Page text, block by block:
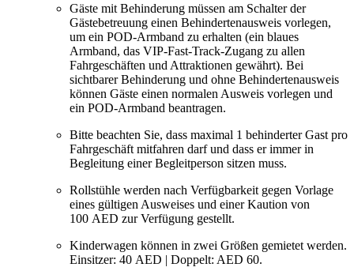
Gäste mit Behinderung müssen am Schalter der
Gästebetreuung einen Behindertenausweis vorlegen,
um ein POD-Armband zu erhalten (ein blaues
Armband, das VIP-Fast-Track-Zugang zu allen
Fahrgeschäften und Attraktionen gewährt). Bei
sichtbarer Behinderung und ohne Behindertenausweis
können Gäste einen normalen Ausweis vorlegen und
ein POD-Armband beantragen.
Bitte beachten Sie, dass maximal 1 behinderter Gast pro
Fahrgeschäft mitfahren darf und dass er immer in
Begleitung einer Begleitperson sitzen muss.
Rollstühle werden nach Verfügbarkeit gegen Vorlage
eines gültigen Ausweises und einer Kaution von
100 AED zur Verfügung gestellt.
Kinderwagen können in zwei Größen gemietet werden.
Einsitzer: 40 AED | Doppelt: AED 60.